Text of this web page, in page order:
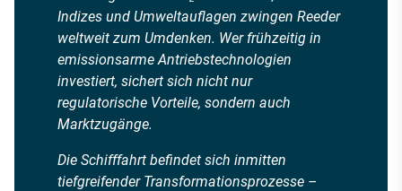
Indizes und Umweltauflagen zwingen Reeder
weltweit zum Umdenken. Wer frühzeitig in
emissionsarme Antriebstechnologien
investiert, sichert sich nicht nur
regulatorische Vorteile, sondern auch
Marktzugänge.
Die Schifffahrt befindet sich inmitten
tiefgreifender Transformationsprozesse –